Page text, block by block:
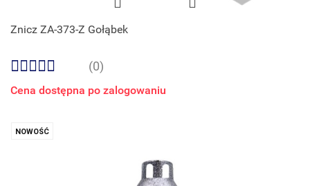
Znicz ZA-373-Z Gołąbek
(0)
Cena dostępna po zalogowaniu
NOWOŚĆ